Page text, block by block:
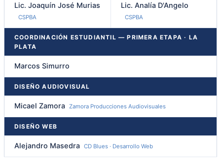
Lic. Joaquín José Murias
CSPBA
Lic. Analía D'Angelo
CSPBA
COORDINACIÓN ESTUDIANTIL — PRIMERA ETAPA · LA
PLATA
Marcos Simurro
DISEÑO AUDIOVISUAL
Micael Zamora Zamora Producciones Audiovisuales
DISEÑO WEB
Alejandro Masedra CD Blues · Desarrollo Web